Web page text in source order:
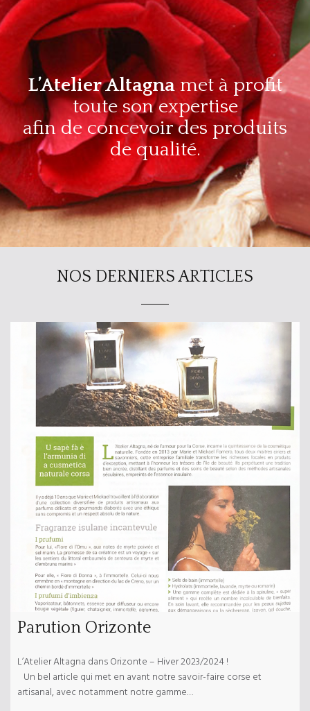
L’Atelier Altagna met à profit
toute son expertise
afin de concevoir des produits
de qualité.
NOS DERNIERS ARTICLES
Parution Orizonte
L’Atelier Altagna dans Orizonte – Hiver 2023/2024 !
Un bel article qui met en avant notre savoir-faire corse et
artisanal, avec notamment notre gamme…